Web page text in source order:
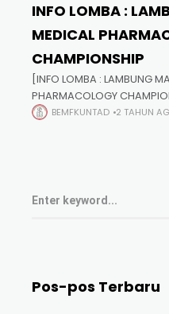
INFO LOMBA :
MEDICAL
CHAMPIONSHIP
[INFO LOMBA : LAMBUNG
PHARMACOLOGY
Medical Pharmacology
BEMFKUNTAD 2 TAHUN
Pos-pos Terbaru